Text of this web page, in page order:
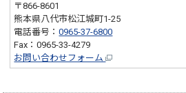
〒866-8601
熊本県八代市松江城町1-25
電話番号：0965-37-6800
Fax：0965-33-4279
お問い合わせフォーム